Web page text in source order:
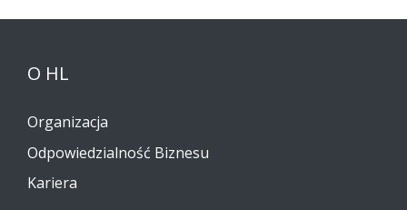
O HL
Organizacja
Odpowiedzialność Biznesu
Kariera